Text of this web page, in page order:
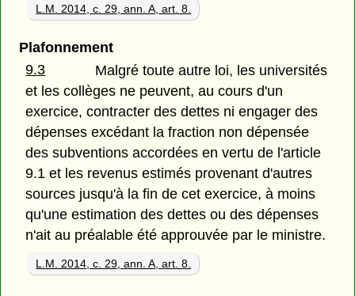
L.M. 2014, c. 29, ann. A, art. 8.
Plafonnement
9.3
Malgré toute autre loi, les universités
et les collèges ne peuvent, au cours d'un
exercice, contracter des dettes ni engager des
dépenses excédant la fraction non dépensée
des subventions accordées en vertu de l'article
9.1 et les revenus estimés provenant d'autres
sources jusqu'à la fin de cet exercice, à moins
qu'une estimation des dettes ou des dépenses
n'ait au préalable été approuvée par le ministre.
L.M. 2014, c. 29, ann. A, art. 8.